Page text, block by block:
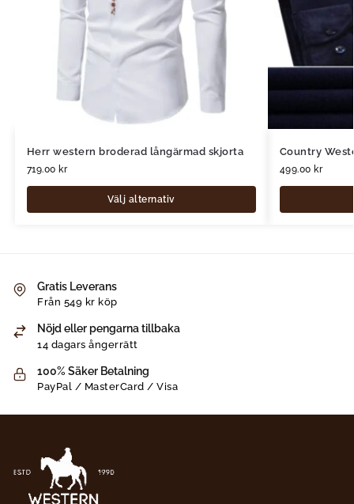
Herr western broderad långärmad skjorta
719.00 kr
Välj alternativ
Country
499.00 kr
Gratis Leverans
Från 549 kr köp
Nöjd eller pengarna tillbaka
14 dagars ångerrätt
100% Säker Betalning
PayPal / MasterCard / Visa